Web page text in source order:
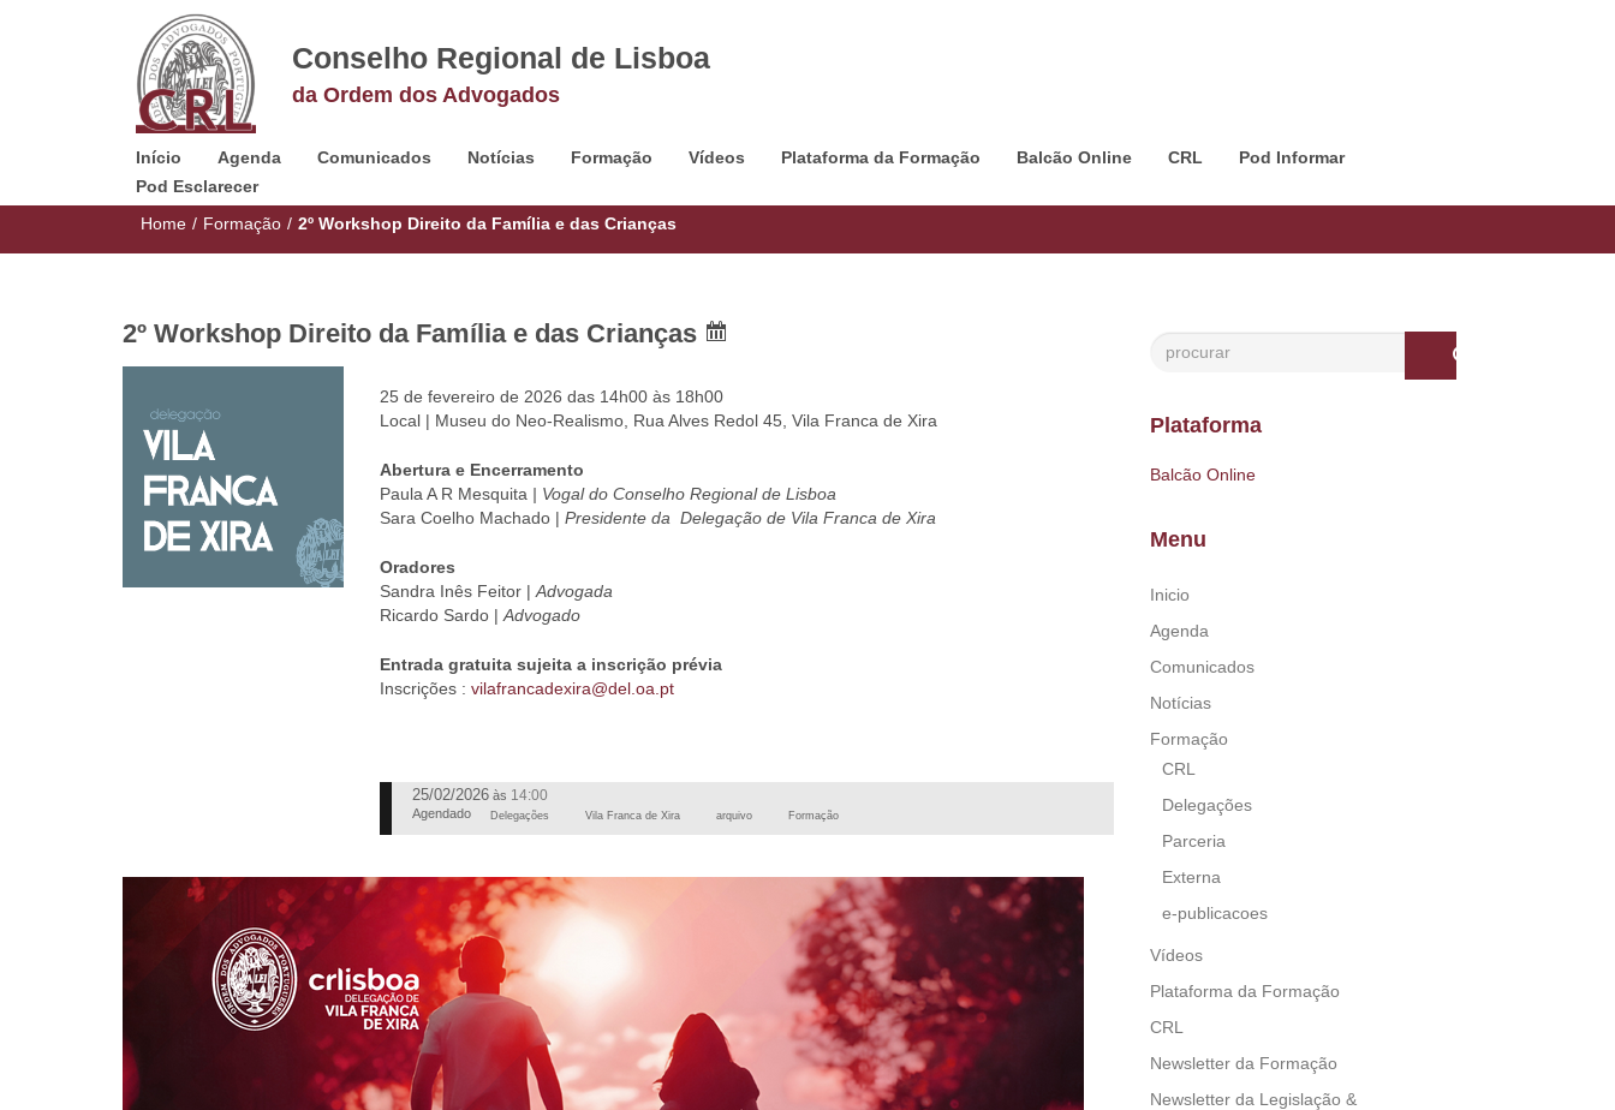
Conselho Regional de Lisboa
da Ordem dos Advogados
Início Agenda Comunicados Notícias Formação Vídeos Plataforma da Formação Balcão Online CRL
Pod Informar
Pod Esclarecer
Home / Formação / 2º Workshop Direito da Família e das Crianças
2º Workshop Direito da Família e das Crianças
25 de fevereiro de 2026 das 14h00 às 18h00
Local | Museu do Neo-Realismo, Rua Alves Redol 45, Vila Franca de Xira
Abertura e Encerramento
Paula A R Mesquita | Vogal do Conselho Regional de Lisboa
Sara Coelho Machado | Presidente da Delegação de Vila Franca de Xira
Oradores
Sandra Inês Feitor | Advogada
Ricardo Sardo | Advogado
Entrada gratuita sujeita a inscrição prévia
Inscrições : vilafrancadexira@del.oa.pt
25/02/2026 às 14:00
Agendado Delegações Vila Franca de Xira arquivo Formação
Plataforma
Balcão Online
Menu
Inicio
Agenda
Comunicados
Notícias
Formação
CRL
Delegações
Parceria
Externa
e-publicacoes
Vídeos
Plataforma da Formação
CRL
Newsletter da Formação
Newsletter da Legislação &